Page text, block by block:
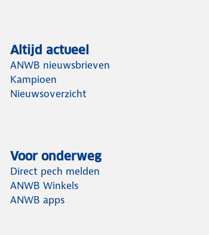
Altijd actueel
ANWB nieuwsbrieven
Kampioen
Nieuwsoverzicht
Voor onderweg
Direct pech melden
ANWB Winkels
ANWB apps